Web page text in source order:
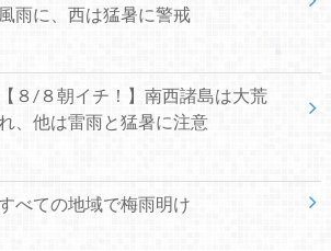
風雨に、西は猛暑に警戒
【８/８朝イチ！】南西諸島は大荒
れ、他は雷雨と猛暑に注意
べての地域で梅雨明け